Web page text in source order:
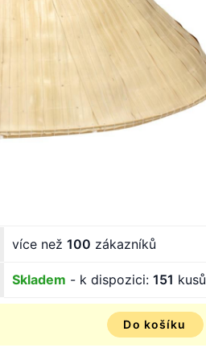
více než100 zákazníků
Skladem - k dispozici:151 kusů
Do košíku